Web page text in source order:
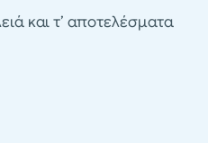
και τ’ αποτελέσματα